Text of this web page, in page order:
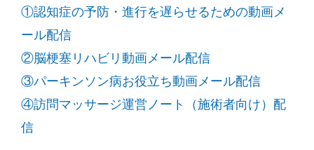
①認知症の予防・進行を遅らせるための動画メ
ール配信
②脳梗塞リハビリ動画メール配信
③パーキンソン病お役立ち動画メール配信
④訪問マッサージ運営ノート（施術者向け）配
信